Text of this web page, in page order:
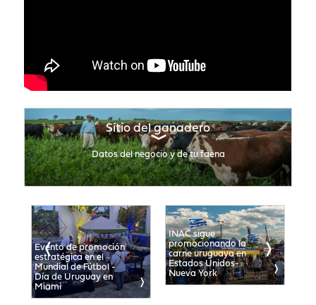
Sitio del ganadero
Datos del negocio y de tu faena
de promoción
en el
de Fútbol -
de Uruguay en
INAC sigue
promocionando la
carne uruguaya en
Estados Unidos-
Nueva York
Presencia de
uruguaya en
venta y
de Estados